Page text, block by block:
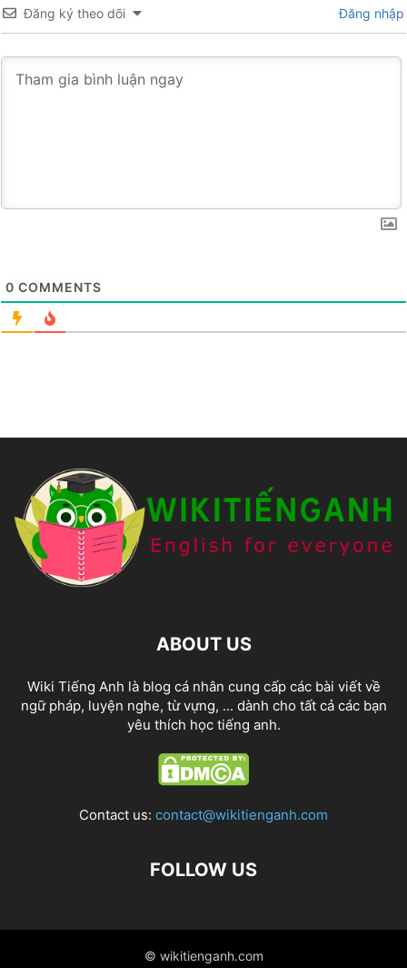
Đăng ký theo dõi Đăng nhập
0 COMMENTS
ABOUT US
Wiki Tiếng Anh là blog cá nhân cung cấp các bài viết về
ngữ pháp, luyện nghe, từ vựng, ... dành cho tất cả các bạn
yêu thích học tiếng anh.
Contact us: contact@wikitienganh.com
FOLLOW US
© wikitienganh.com